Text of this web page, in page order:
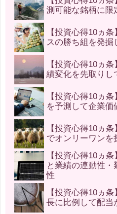
測可能な銘柄に限
【投資心得10ヵ
スの勝ち組を発
【投資心得10ヵ
績変化を先取りし
【投資心得10ヵ
を予測して企業価
【投資心得10ヵ
でオンリーワンを
【投資心得10ヵ
と業績の連動性
性
【投資心得10ヵ
長に比例して配当